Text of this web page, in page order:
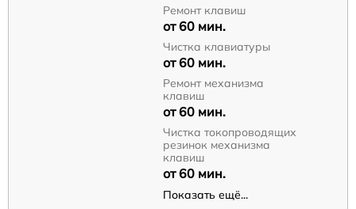
Ремонт клавиш
от 60 мин.
Чистка клавиатуры
от 60 мин.
Ремонт механизма
клавиш
от 60 мин.
Чистка токопроводящих
резинок механизма
клавиш
от 60 мин.
Показать ещё...